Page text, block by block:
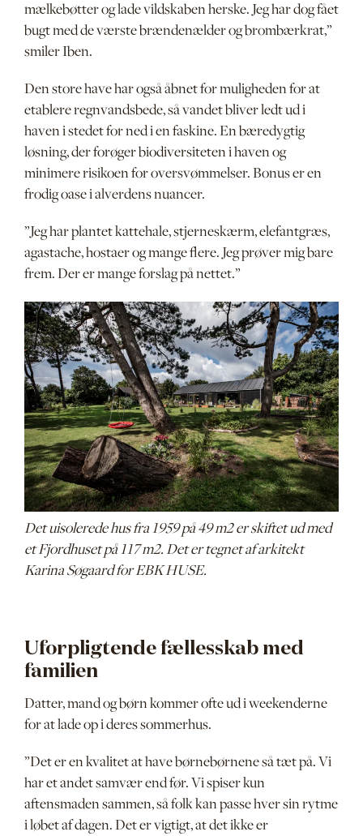
mælkebøtter og lade vildskaben herske. Jeg har dog fået
bugt med de værste brændenælder og brombærkrat,”
smiler Iben.
Den store have har også åbnet for muligheden for at
etablere regnvandsbede, så vandet bliver ledt ud i
haven i stedet for ned i en faskine. En bæredygtig
løsning, der forøger biodiversiteten i haven og
minimere risikoen for oversvømmelser. Bonus er en
frodig oase i alverdens nuancer.
”Jeg har plantet kattehale, stjerneskærm, elefantgræs,
agastache, hostaer og mange flere. Jeg prøver mig bare
frem. Der er mange forslag på nettet.”
Det uisolerede hus fra 1959 på 49 m2 er skiftet ud med
et Fjordhuset på 117 m2. Det er tegnet af arkitekt
Karina Søgaard for EBK HUSE.
Uforpligtende fællesskab med
familien
Datter, mand og børn kommer ofte ud i weekenderne
for at lade op i deres sommerhus.
”Det er en kvalitet at have børnebørnene så tæt på. Vi
har et andet samvær end før. Vi spiser kun
aftensmaden sammen, så folk kan passe hver sin rytme
i løbet af dagen. Det er vigtigt, at det ikke er